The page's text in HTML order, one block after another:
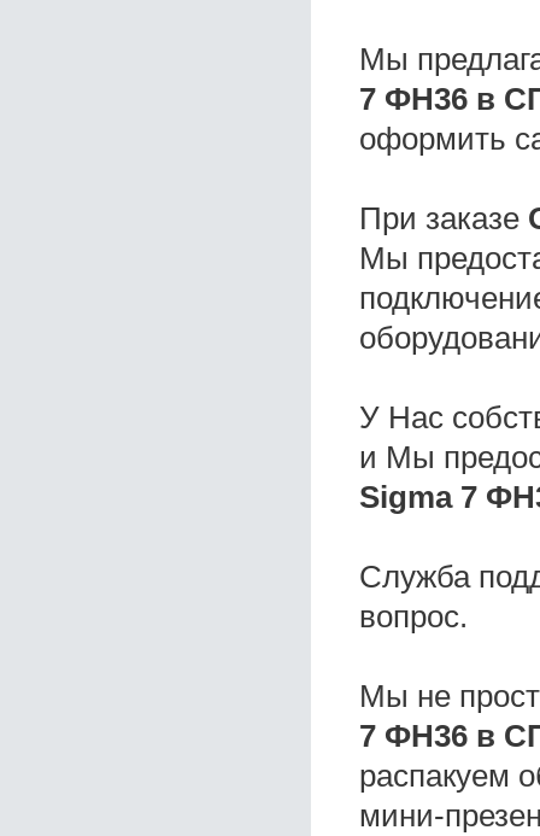
Мы
7 ФН36 в
оформить
При заказе
Мы
У Нас
и Мы
Sigma 7
Служба
вопрос.
Мы не
7 ФН36 в
распакуем
мини-